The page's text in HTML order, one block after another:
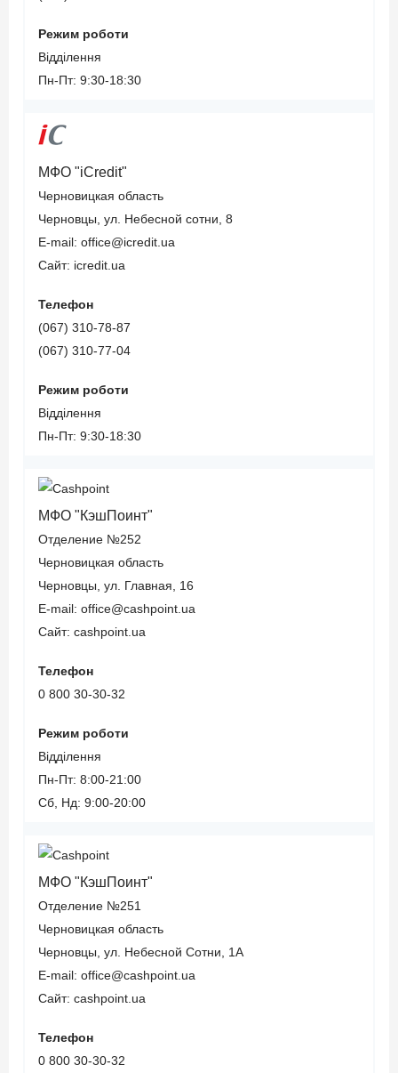
Режим роботи
Відділення
Пн-Пт: 9:30-18:30
МФО "iCredit"
Черновицкая область
Черновцы, ул. Небесной сотни, 8
E-mail: office@icredit.ua
Сайт: icredit.ua
Телефон
(067) 310-78-87
(067) 310-77-04
Режим роботи
Відділення
Пн-Пт: 9:30-18:30
МФО "КэшПоинт"
Отделение №252
Черновицкая область
Черновцы, ул. Главная, 16
E-mail: office@cashpoint.ua
Сайт: cashpoint.ua
Телефон
0 800 30-30-32
Режим роботи
Відділення
Пн-Пт: 8:00-21:00
Сб, Нд: 9:00-20:00
МФО "КэшПоинт"
Отделение №251
Черновицкая область
Черновцы, ул. Небесной Сотни, 1А
E-mail: office@cashpoint.ua
Сайт: cashpoint.ua
Телефон
0 800 30-30-32